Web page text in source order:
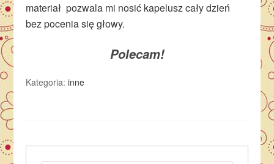
materiał pozwala mi nosić kapelusz cały dzień
bez pocenia się głowy.
Polecam!
Kategoria:inne